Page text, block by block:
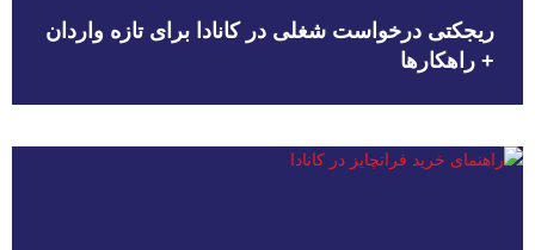
ریجکتی درخواست شغلی در کانادا برای تازه واردان
+ راهکارها